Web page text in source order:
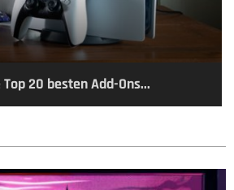
Top 20 besten Add-Ons...